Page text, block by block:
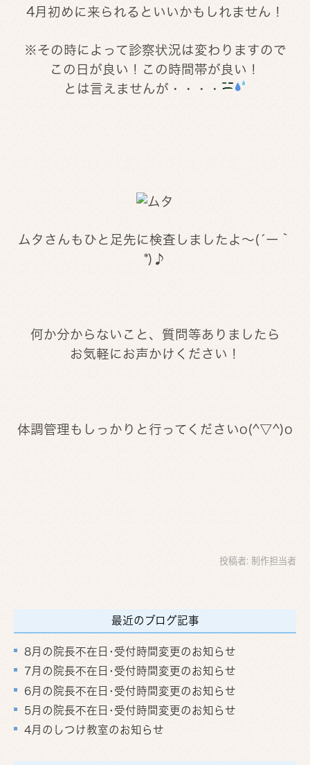
4月初めに来られるといいかもしれません！
※その時によって診察状況は変わりますので
この日が良い！この時間帯が良い！
とは言えませんが・・・・
ムタさんもひと足先に検査しましたよ～(´ー｀
*)♪
何か分からないこと、質問等ありましたら
お気軽にお声かけください！
体調管理もしっかりと行ってくださいo(^▽^)o
投稿者: 制作担当者
最近のブログ記事
8月の院長不在日･受付時間変更のお知らせ
7月の院長不在日･受付時間変更のお知らせ
6月の院長不在日･受付時間変更のお知らせ
5月の院長不在日･受付時間変更のお知らせ
4月のしつけ教室のお知らせ